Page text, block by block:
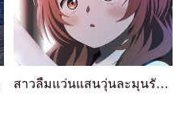
สาวลืมแว่นแสนวุ่นละมุนรัก 09